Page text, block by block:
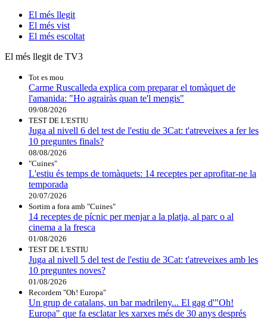
El més llegit
El més vist
El més escoltat
El més llegit de TV3
Tot es mou
Carme Ruscalleda explica com preparar el tomàquet de
l'amanida: "Ho agrairàs quan te'l mengis"
09/08/2026
TEST DE L'ESTIU
Juga al nivell 6 del test de l'estiu de 3Cat: t'atreveixes a fer les
10 preguntes finals?
08/08/2026
"Cuines"
L'estiu és temps de tomàquets: 14 receptes per aprofitar-ne la
temporada
20/07/2026
Sortim a fora amb "Cuines"
14 receptes de pícnic per menjar a la platja, al parc o al
cinema a la fresca
01/08/2026
TEST DE L'ESTIU
Juga al nivell 5 del test de l'estiu de 3Cat: t'atreveixes amb les
10 preguntes noves?
01/08/2026
Recordem "Oh! Europa"
Un grup de catalans, un bar madrileny... El gag d'"Oh!
Europa" que fa esclatar les xarxes més de 30 anys després